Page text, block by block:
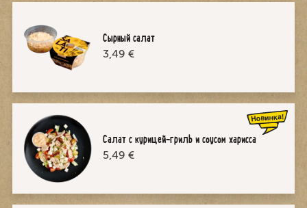
Сырный салат
3,49 €
Салат с курицей-гриль и соусом харисса
5,49 €